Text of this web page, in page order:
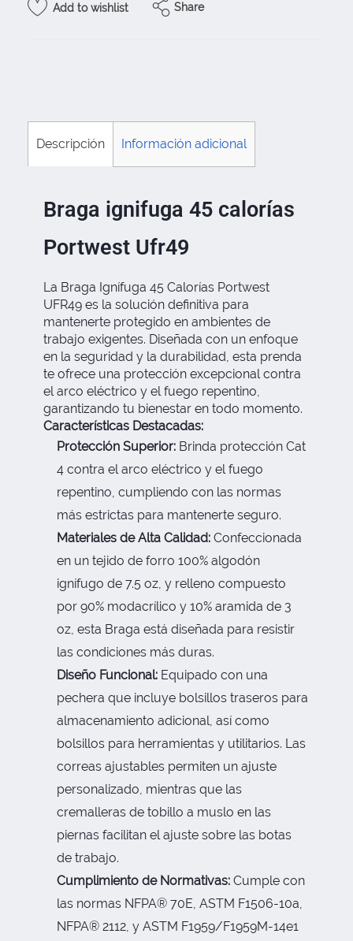
Add to wishlist Share
Descripción Información adicional
Braga ignifuga 45 calorías
Portwest Ufr49
La Braga Ignífuga 45 Calorías Portwest
UFR49 es la solución definitiva para
mantenerte protegido en ambientes de
trabajo exigentes. Diseñada con un enfoque
en la seguridad y la durabilidad, esta prenda
te ofrece una protección excepcional contra
el arco eléctrico y el fuego repentino,
garantizando tu bienestar en todo momento.
Características Destacadas:
Protección Superior: Brinda protección Cat
4 contra el arco eléctrico y el fuego
repentino, cumpliendo con las normas
más estrictas para mantenerte seguro.
Materiales de Alta Calidad: Confeccionada
en un tejido de forro 100% algodón
ignífugo de 7.5 oz, y relleno compuesto
por 90% modacrílico y 10% aramida de 3
oz, esta Braga está diseñada para resistir
las condiciones más duras.
Diseño Funcional: Equipado con una
pechera que incluye bolsillos traseros para
almacenamiento adicional, así como
bolsillos para herramientas y utilitarios. Las
correas ajustables permiten un ajuste
personalizado, mientras que las
cremalleras de tobillo a muslo en las
piernas facilitan el ajuste sobre las botas
de trabajo.
Cumplimiento de Normativas: Cumple con
las normas NFPA® 70E, ASTM F1506-10a,
NFPA® 2112, y ASTM F1959/F1959M-14e1